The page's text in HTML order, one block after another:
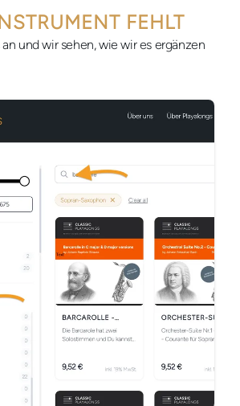
FEHLT
und wir sehen, wie wir es ergänzen